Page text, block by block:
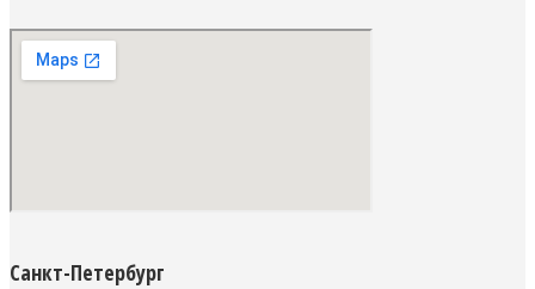
Санкт-Петербург